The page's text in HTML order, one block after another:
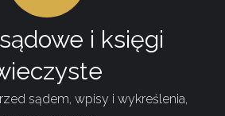
i księgi
sądem, wpisy i wykreślenia,